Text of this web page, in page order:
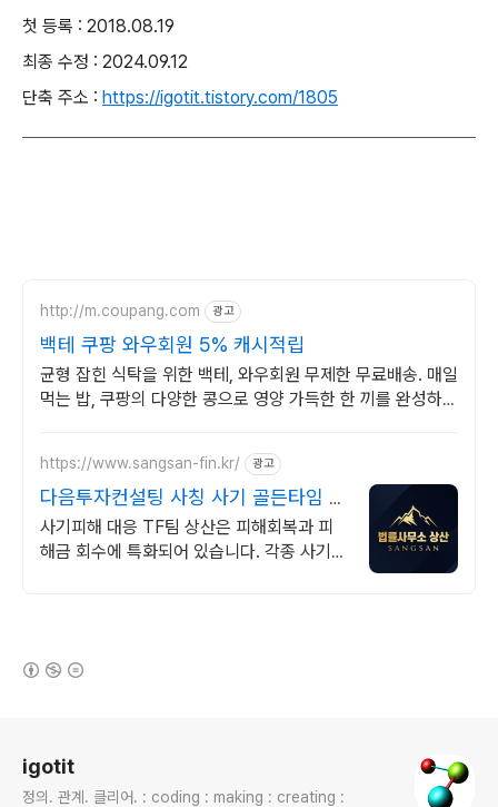
첫 등록 : 2018.08.19
최종 수정 : 2024.09.12
단축 주소 : https://igotit.tistory.com/1805
http://m.coupang.com 광고
백테 쿠팡 와우회원 5% 캐시적립
균형 잡힌 식탁을 위한 백테, 와우회원 무제한 무료배송. 매일
먹는 밥, 쿠팡의 다양한 콩으로 영양 가득한 한 끼를 완성하세
https://www.sangsan-fin.kr/ 광고
다음투자컨설팅 사칭 사기 골든타임 대
응
사기피해 대응 TF팀 상산은 피해회복과 피
해금 회수에 특화되어 있습니다. 각종 사기
igotit
정의. 관계. 클리어. : coding : making : creating :